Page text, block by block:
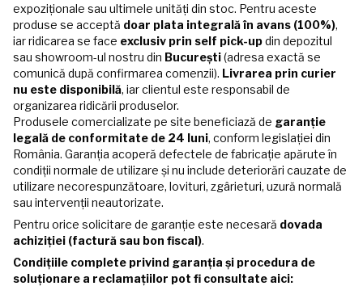
expoziționale sau ultimele unități din stoc. Pentru aceste
produse se acceptă doar plata integrală în avans (100%),
iar ridicarea se face exclusiv prin self pick-updin depozitul
sau showroom-ul nostru din București(adresa exactă se
comunică după confirmarea comenzii). Livrarea prin curier
nu este disponibilă, iar clientul este responsabil de
organizarea ridicării produselor.
Produsele comercializate pe site beneficiază de garanție
legală de conformitate de 24 luni, conform legislației din
România. Garanția acoperă defectele de fabricație apărute în
condiții normale de utilizare și nu include deteriorări cauzate de
utilizare necorespunzătoare, lovituri, zgârieturi, uzură normală
sau intervenții neautorizate.
Pentru orice solicitare de garanție este necesară dovada
achiziției (factură sau bon fiscal).
Condițiile complete privind garanția și procedura de
soluționare a reclamațiilor pot fi consultate aici: